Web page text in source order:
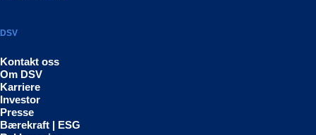
DSV
Kontakt oss
Om DSV
Karriere
Investor
Presse
Bærekraft | ESG